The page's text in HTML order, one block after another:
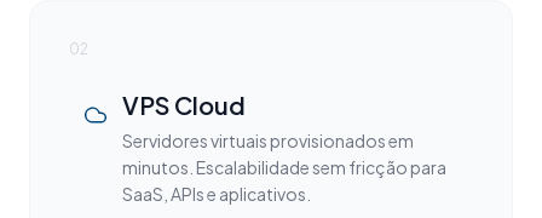
02
VPS Cloud
Servidores virtuais provisionados em
minutos. Escalabilidade sem fricção para
SaaS, APIs e aplicativos.